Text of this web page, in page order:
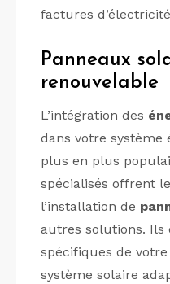
factures
Panneaux
renouvelable
L’intégration des
dans votre système
plus en plus
spécialisés offrent
l’installation de
autres solutions. Ils
spécifiques de
système solaire